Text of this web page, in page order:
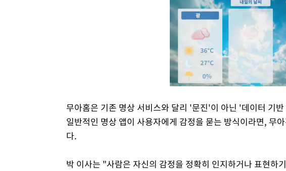
무아홈은 기존 명상 서비스와 달리 '문진'이 아닌 '데이터 기
일반적인 명상 앱이 사용자에게 감정을 묻는 방식이라면, 무
다.
박 이사는 "사람은 자신의 감정을 정확히 인지하거나 표현하